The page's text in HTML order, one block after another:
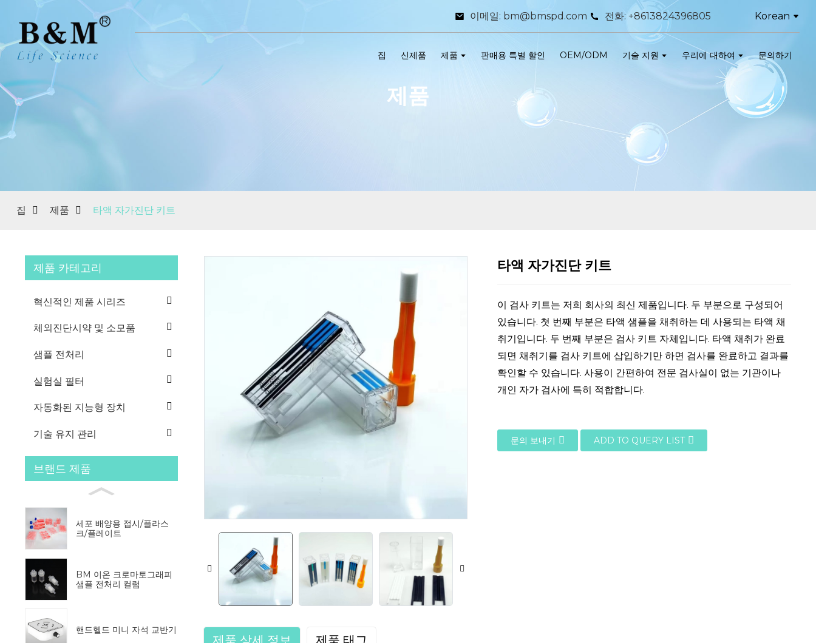
이메일: bm@bmspd.com 전화: +8613824396805 Korean
집 신제품 제품 판매용 특별 할인 OEM/ODM 기술 지원 우리에 대하여 문의하기
제품
집 제품 타액 자가진단 키트
제품 카테고리
혁신적인 제품 시리즈
체외진단시약 및 소모품
샘플 전처리
실험실 필터
자동화된 지능형 장치
기술 유지 관리
브랜드 제품
세포 배양용 접시/플라스
크/플레이트
BM 이온 크로마토그래피
샘플 전처리 컬럼
핸드헬드 미니 자석 교반기
타액 자가진단 키트
이 검사 키트는 저희 회사의 최신 제품입니다. 두 부분으로 구성되어
있습니다. 첫 번째 부분은 타액 샘플을 채취하는 데 사용되는 타액 채
취기입니다. 두 번째 부분은 검사 키트 자체입니다. 타액 채취가 완료
되면 채취기를 검사 키트에 삽입하기만 하면 검사를 완료하고 결과를
확인할 수 있습니다. 사용이 간편하여 전문 검사실이 없는 기관이나
개인 자가 검사에 특히 적합합니다.
문의 보내기 ADD TO QUERY LIST
제품 상세 정보 제품 태그